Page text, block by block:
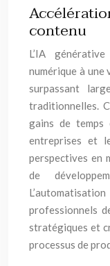
contenu
L’IA
numérique à une
surpassant
traditionnelles.
gains de temps
entreprises et
perspectives en
de
professionnels
stratégiques et
processus de